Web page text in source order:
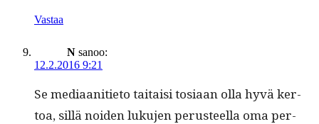
Vastaa
N sanoo:
12.2.2016 9:21
Se medi­aan­i­ti­eto taitaisi tosi­aan olla hyvä ker­
toa, sil­lä noiden luku­jen perus­teel­la oma per­